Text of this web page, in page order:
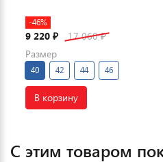
-46%
9 220 ₽ 17 060₽
Размер
40 42 44 46
В корзину
С этим товаром